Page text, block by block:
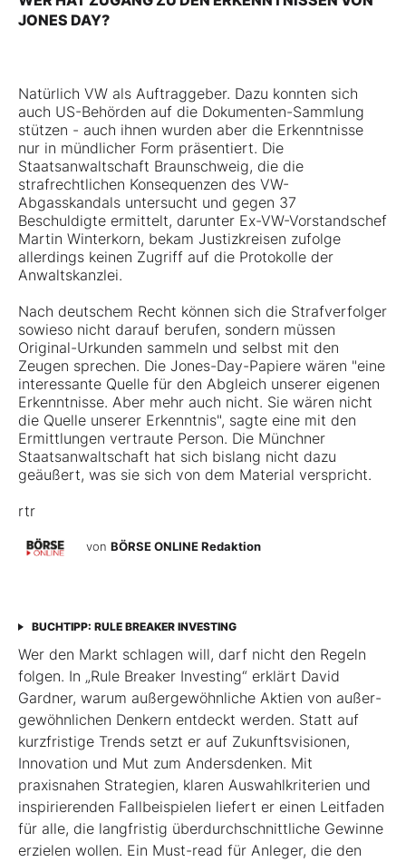
JONES DAY?
Natürlich VW als Auftraggeber. Dazu konnten sich
auch US-Behörden auf die Dokumenten-Sammlung
stützen - auch ihnen wurden aber die Erkenntnisse
nur in mündlicher Form präsentiert. Die
Staatsanwaltschaft Braunschweig, die die
strafrechtlichen Konsequenzen des VW-
Abgasskandals untersucht und gegen 37
Beschuldigte ermittelt, darunter Ex-VW-Vorstandschef
Martin Winterkorn, bekam Justizkreisen zufolge
allerdings keinen Zugriff auf die Protokolle der
Anwaltskanzlei.
Nach deutschem Recht können sich die Strafverfolger
sowieso nicht darauf berufen, sondern müssen
Original-Urkunden sammeln und selbst mit den
Zeugen sprechen. Die Jones-Day-Papiere wären "eine
interessante Quelle für den Abgleich unserer eigenen
Erkenntnisse. Aber mehr auch nicht. Sie wären nicht
die Quelle unserer Erkenntnis", sagte eine mit den
Ermittlungen vertraute Person. Die Münchner
Staatsanwaltschaft hat sich bislang nicht dazu
geäußert, was sie sich von dem Material verspricht.
rtr
von BÖRSE ONLINE Redaktion
BUCHTIPP: RULE BREAKER INVESTING
Wer den Markt schlagen will, darf nicht den Regeln
folgen. In „Rule Breaker Investing“ erklärt David
Gardner, warum außergewöhnliche Aktien von außer­
gewöhnlichen Denkern entdeckt werden. Statt auf
kurzfristige Trends setzt er auf Zukunftsvisionen,
Innovation und Mut zum Andersdenken. Mit
praxisnahen Strategien, klaren Auswahlkriterien und
inspirierenden Fallbeispielen liefert er einen Leit­faden
für alle, die langfristig überdurchschnittliche Gewinne
erzielen wollen. Ein Must-read für Anleger, die den